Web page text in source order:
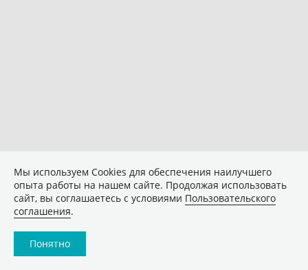
Мы используем Сookies для обеспечения наилучшего
опыта работы на нашем сайте. Продолжая использовать
сайт, вы соглашаетесь с условиями Пользовательского
соглашения.
Понятно